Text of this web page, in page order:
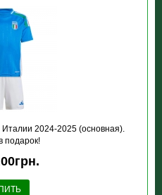
2024-2025 (основная).
подарок!